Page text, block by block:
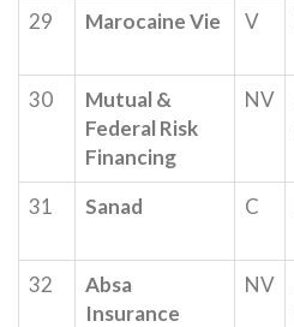
29
Marocaine Vie V
30
Mutual &
Federal Risk
Financing
NV
31 Sanad C
32
Absa
Insurance
NV